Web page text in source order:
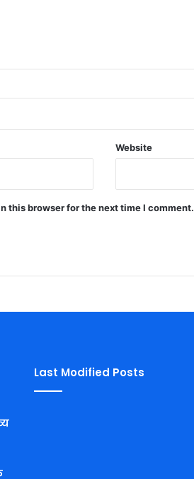
Website
this browser for the next time I comment.
Last Modified Posts